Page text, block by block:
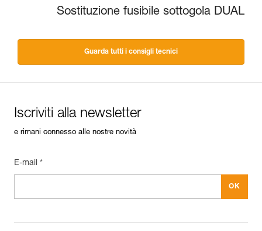
Sostituzione fusibile sottogola DUAL
Guarda tutti i consigli tecnici
Iscriviti alla newsletter
e rimani connesso alle nostre novità
E-mail *